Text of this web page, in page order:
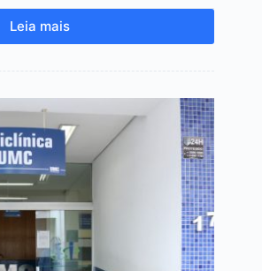
Leia mais